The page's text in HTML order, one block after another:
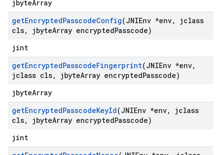
jbyteArray
getEncryptedPasscodeConfig(JNIEnv *env,
jclass
cls, jbyteArray encryptedPasscode)
jint
getEncryptedPasscodeFingerprint(JNIEnv *env,
jclass cls, jbyteArray encryptedPasscode)
jbyteArray
getEncryptedPasscodeKeyId(JNIEnv *env,
jclass
cls, jbyteArray encryptedPasscode)
jint